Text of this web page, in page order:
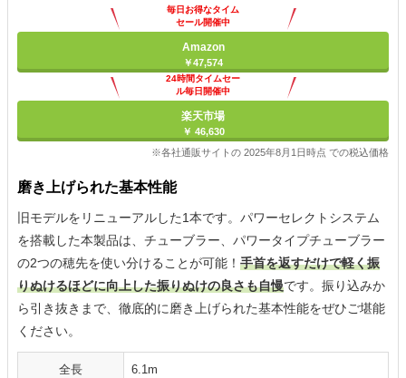
毎日お得なタイム
セール開催中
Amazon
￥47,574
24時間タイムセー
ル毎日開催中
楽天市場
￥ 46,630
※各社通販サイトの 2025年8月1日時点 での税込価格
磨き上げられた基本性能
旧モデルをリニューアルした1本です。パワーセレクトシステム
を搭載した本製品は、チューブラー、パワータイプチューブラー
の2つの穂先を使い分けることが可能！ 手首を返すだけで軽く振
りぬけるほどに向上した振りぬけの良さも自慢です。振り込みか
ら引き抜きまで、徹底的に磨き上げられた基本性能をぜひご堪能
ください。
全長 6.1m